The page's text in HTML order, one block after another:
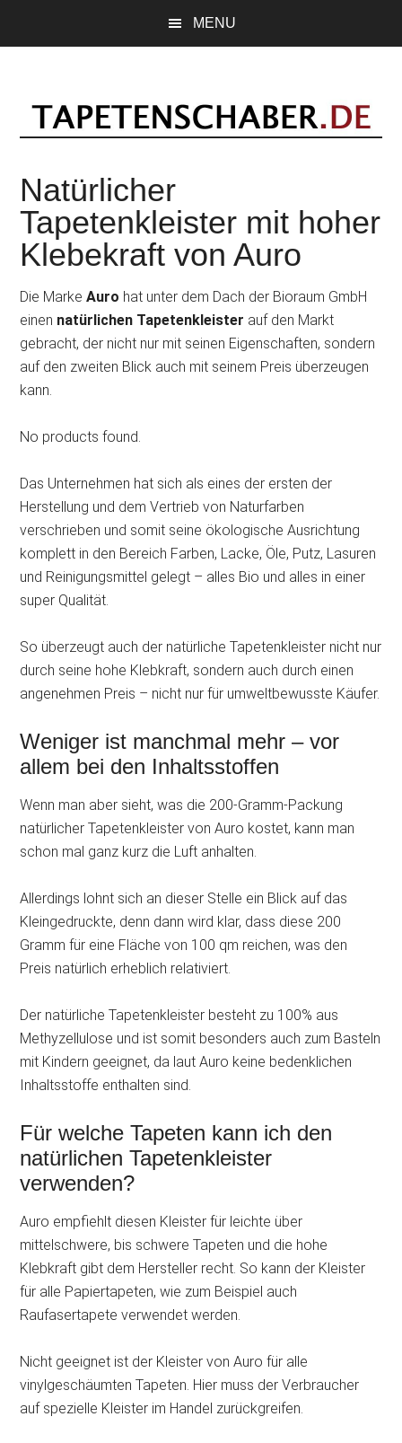
MENU
Natürlicher
Tapetenkleister mit hoher
Klebekraft von Auro
Die MarkeAuro hat unter dem Dach der Bioraum GmbH
einen natürlichen Tapetenkleister auf den Markt
gebracht, der nicht nur mit seinen Eigenschaften, sondern
auf den zweiten Blick auch mit seinem Preis überzeugen
kann.
No products found.
Das Unternehmen hat sich als eines der ersten der
Herstellung und dem Vertrieb von Naturfarben
verschrieben und somit seine ökologische Ausrichtung
komplett in den Bereich Farben, Lacke, Öle, Putz, Lasuren
und Reinigungsmittel gelegt – alles Bio und alles in einer
super Qualität.
So überzeugt auch der natürliche Tapetenkleister nicht nur
durch seine hohe Klebkraft, sondern auch durch einen
angenehmen Preis – nicht nur für umweltbewusste Käufer.
Weniger ist manchmal mehr – vor
allem bei den Inhaltsstoffen
Wenn man aber sieht, was die 200-Gramm-Packung
natürlicher Tapetenkleister von Auro kostet, kann man
schon mal ganz kurz die Luft anhalten.
Allerdings lohnt sich an dieser Stelle ein Blick auf das
Kleingedruckte, denn dann wird klar, dass diese 200
Gramm für eine Fläche von 100 qm reichen, was den
Preis natürlich erheblich relativiert.
Der natürliche Tapetenkleister besteht zu 100% aus
Methyzellulose und ist somit besonders auch zum Basteln
mit Kindern geeignet, da laut Auro keine bedenklichen
Inhaltsstoffe enthalten sind.
Für welche Tapeten kann ich den
natürlichen Tapetenkleister
verwenden?
Auro empfiehlt diesen Kleister für leichte über
mittelschwere, bis schwere Tapeten und die hohe
Klebkraft gibt dem Hersteller recht. So kann der Kleister
für alle Papiertapeten, wie zum Beispiel auch
Raufasertapete verwendet werden.
Nicht geeignet ist der Kleister von Auro für alle
vinylgeschäumten Tapeten. Hier muss der Verbraucher
auf spezielle Kleister im Handel zurückgreifen.